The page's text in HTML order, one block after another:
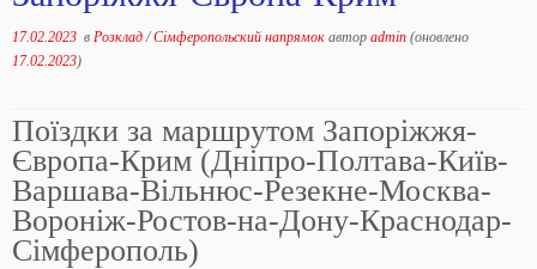
17.02.2023 в Розклад/Сімферопольский напрямок автор admin (оновлено
17.02.2023)
Поїздки за маршрутом Запоріжжя-
Європа-Крим (Дніпро-Полтава-Київ-
Варшава-Вільнюс-Резекне-Москва-
Вороніж-Ростов-на-Дону-Краснодар-
Сімферополь)